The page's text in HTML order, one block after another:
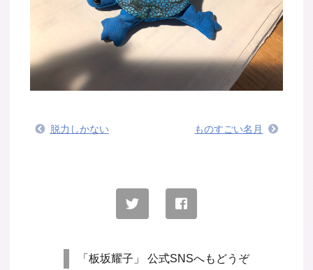
脱力しかない ものすごい名月
「板坂耀子」 公式SNSへもどうぞ